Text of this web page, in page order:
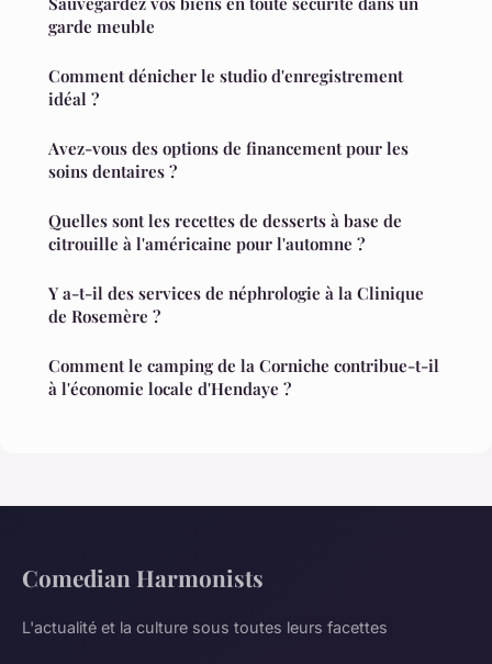
garde meuble
Comment dénicher le studio d'enregistrement
idéal ?
Avez-vous des options de financement pour les
soins dentaires ?
Quelles sont les recettes de desserts à base de
citrouille à l'américaine pour l'automne ?
Y a-t-il des services de néphrologie à la Clinique
de Rosemère ?
Comment le camping de la Corniche contribue-t-il
à l'économie locale d'Hendaye ?
Comedian Harmonists
L'actualité et la culture sous toutes leurs facettes